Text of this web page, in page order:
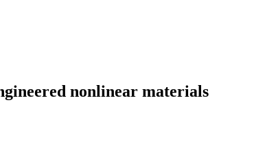
nonlinear materials